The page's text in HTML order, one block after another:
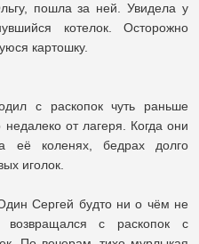
пошла за ней. Увидела у
котелок. Осторожно
картошку.
с раскопок чуть раньше
от лагеря. Когда они
её коленях, бедрах долго
иголок.
Сергей будто ни о чём не
возвращался с раскопок с